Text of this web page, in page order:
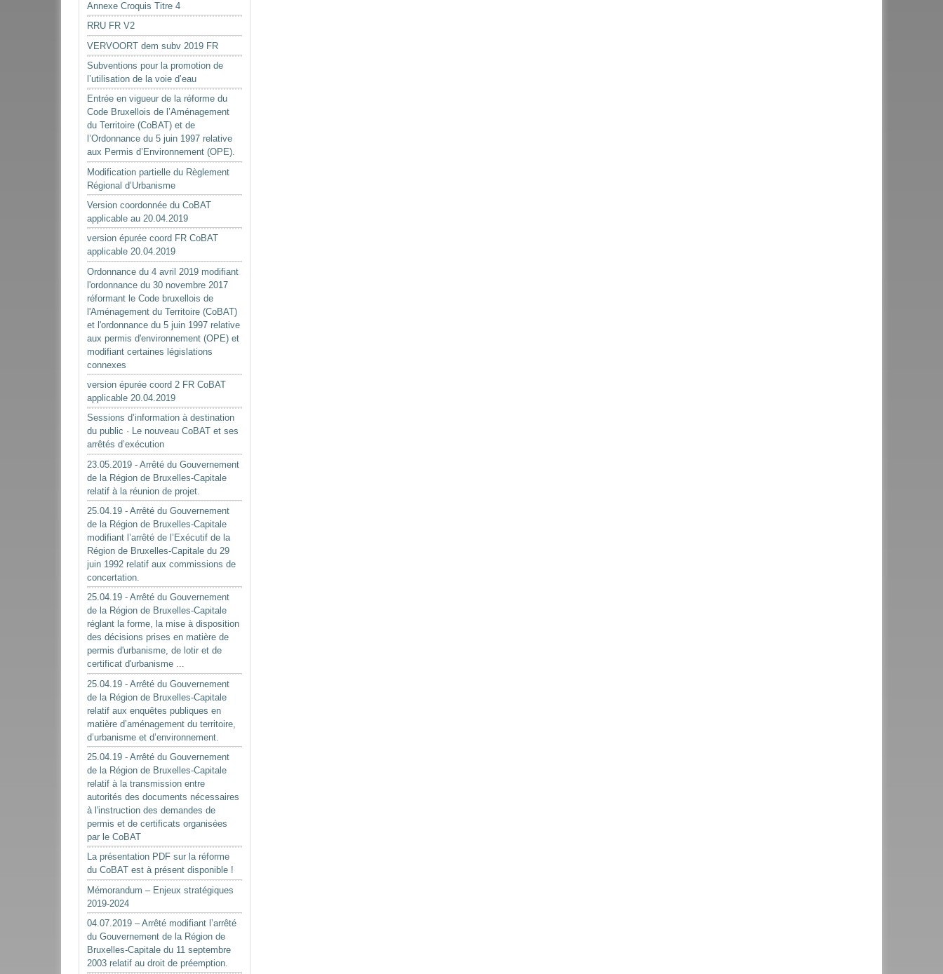
Annexe Croquis Titre 4
RRU FR V2
VERVOORT dem subv 2019 FR
Subventions pour la promotion de
l’utilisation de la voie d’eau
Entrée en vigueur de la réforme du
Code Bruxellois de l’Aménagement
du Territoire (CoBAT) et de
l’Ordonnance du 5 juin 1997 relative
aux Permis d’Environnement (OPE).
Modification partielle du Règlement
Régional d’Urbanisme
Version coordonnée du CoBAT
applicable au 20.04.2019
version épurée coord FR CoBAT
applicable 20.04.2019
Ordonnance du 4 avril 2019 modifiant
l'ordonnance du 30 novembre 2017
réformant le Code bruxellois de
l'Aménagement du Territoire (CoBAT)
et l'ordonnance du 5 juin 1997 relative
aux permis d'environnement (OPE) et
modifiant certaines législations
connexes
version épurée coord 2 FR CoBAT
applicable 20.04.2019
Sessions d’information à destination
du public · Le nouveau CoBAT et ses
arrêtés d’exécution
23.05.2019 - Arrêté du Gouvernement
de la Région de Bruxelles-Capitale
relatif à la réunion de projet.
25.04.19 - Arrêté du Gouvernement
de la Région de Bruxelles-Capitale
modifiant l’arrêté de l’Exécutif de la
Région de Bruxelles-Capitale du 29
juin 1992 relatif aux commissions de
concertation.
25.04.19 - Arrêté du Gouvernement
de la Région de Bruxelles-Capitale
réglant la forme, la mise à disposition
des décisions prises en matière de
permis d'urbanisme, de lotir et de
certificat d'urbanisme ...
25.04.19 - Arrêté du Gouvernement
de la Région de Bruxelles-Capitale
relatif aux enquêtes publiques en
matière d’aménagement du territoire,
d’urbanisme et d’environnement.
25.04.19 - Arrêté du Gouvernement
de la Région de Bruxelles-Capitale
relatif à la transmission entre
autorités des documents nécessaires
à l'instruction des demandes de
permis et de certificats organisées
par le CoBAT
La présentation PDF sur la réforme
du CoBAT est à présent disponible !
Mémorandum – Enjeux stratégiques
2019-2024
04.07.2019 – Arrêté modifiant l’arrêté
du Gouvernement de la Région de
Bruxelles-Capitale du 11 septembre
2003 relatif au droit de préemption.